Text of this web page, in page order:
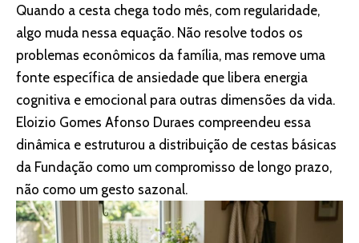
Quando a cesta chega todo mês, com regularidade,
algo muda nessa equação. Não resolve todos os
problemas econômicos da família, mas remove uma
fonte específica de ansiedade que libera energia
cognitiva e emocional para outras dimensões da vida.
Eloizio Gomes Afonso Duraes compreendeu essa
dinâmica e estruturou a distribuição de cestas básicas
da Fundação como um compromisso de longo prazo,
não como um gesto sazonal.